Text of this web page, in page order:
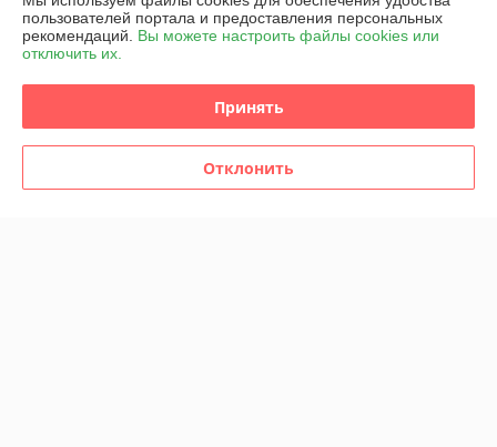
О нас
Контакты
пользователей портала и предоставления персональных
рекомендаций. Вы можете настроить файлы cookies или
отключить их.
Принять
Отклонить